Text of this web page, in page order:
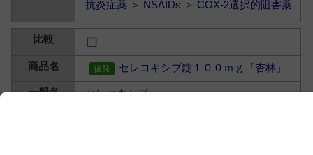
抗炎症薬 ＞ NSAIDs ＞ COX-2選択的阻害薬
セレコキシブ錠１００ｍｇ「杏林」
セレコキシブ